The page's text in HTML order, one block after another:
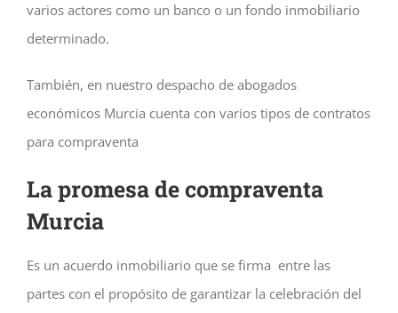
varios actores como un banco o un fondo inmobiliario
determinado.
También, en nuestro despacho de abogados
económicos Murcia cuenta con varios tipos de contratos
para compraventa
La promesa de compraventa
Murcia
Es un acuerdo inmobiliario que se firma entre las
partes con el propósito de garantizar la celebración del